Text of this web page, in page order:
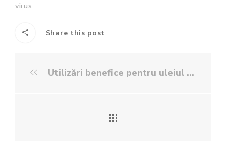
virus
Share this post
Utilizări benefice pentru uleiul esențial de lămâie